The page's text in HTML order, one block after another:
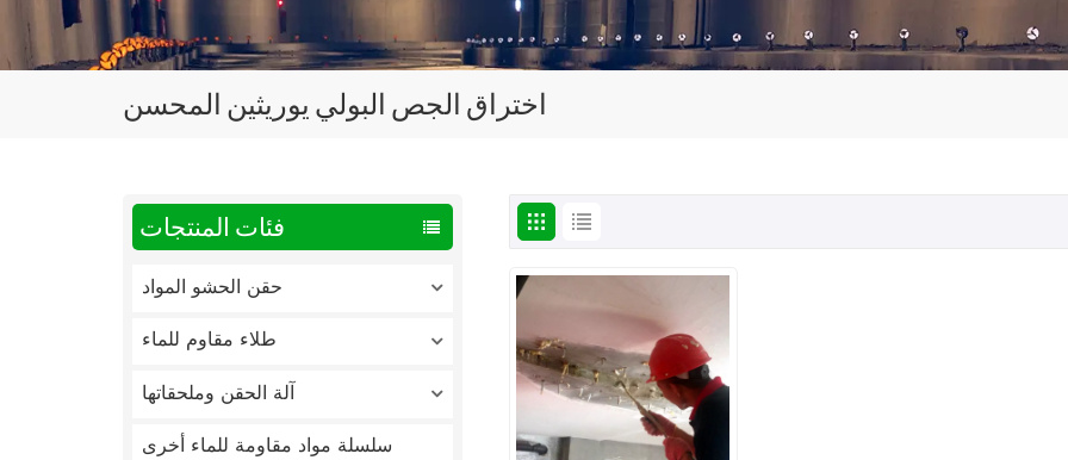
اختراق الجص البولي يوريثين المحسن
فئات المنتجات
حقن الحشو المواد
طلاء مقاوم للماء
آلة الحقن وملحقاتها
سلسلة مواد مقاومة للماء أخرى